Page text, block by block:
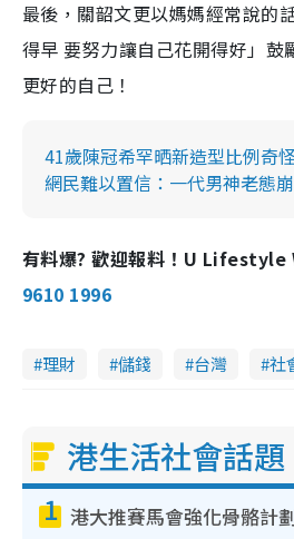
最後，關韶文更以媽媽經常說的
得早 要努力讓自己花開得好」鼓
更好的自己！
41歲陳冠希罕晒新造型比例奇
網民難以置信：一代男神老態
有料爆? 歡迎報料！U Lifestyle
9610 1996
理財 儲錢 台灣 社
港生活社會話題
1